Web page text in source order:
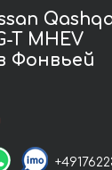
T MHEV
Фонвьей